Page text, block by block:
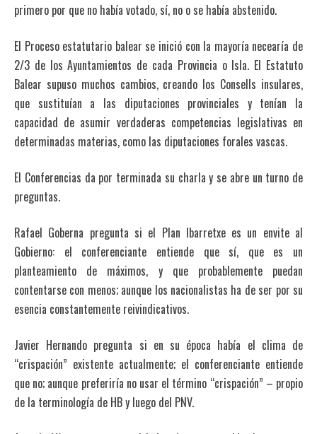
primero por que no había votado, sí, no o se había abstenido.
El Proceso estatutario balear se inició con la mayoría necearía de
2/3 de los Ayuntamientos de cada Provincia o Isla. El Estatuto
Balear supuso muchos cambios, creando los Consells insulares,
que sustituían a las diputaciones provinciales y tenían la
capacidad de asumir verdaderas competencias legislativas en
determinadas materias, como las diputaciones forales vascas.
El Conferencias da por terminada su charla y se abre un turno de
preguntas.
Rafael Goberna pregunta si el Plan Ibarretxe es un envite al
Gobierno: el conferenciante entiende que sí, que es un
planteamiento de máximos, y que probablemente puedan
contentarse con menos; aunque los nacionalistas ha de ser por su
esencia constantemente reivindicativos.
Javier Hernando pregunta si en su época había el clima de
“crispación” existente actualmente; el conferenciante entiende
que no; aunque preferiría no usar el término “crispación” – propio
de la terminología de HB y luego del PNV.